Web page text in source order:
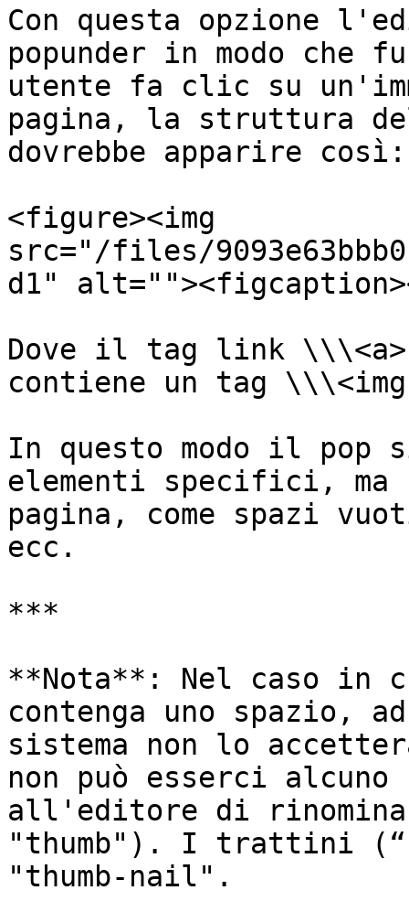
Con questa opzione
popunder in modo che
utente fa clic su
pagina, la struttura
dovrebbe apparire così:
<figure><img
src="/files/
d1"
Dove il tag link
contiene un tag
In questo modo il
elementi specifici,
pagina, come spazi
ecc.
***
**Nota**: Nel caso in
contenga uno spazio,
sistema non lo
non può esserci
all'editore di
"thumb"). I trattini
"thumb-nail".